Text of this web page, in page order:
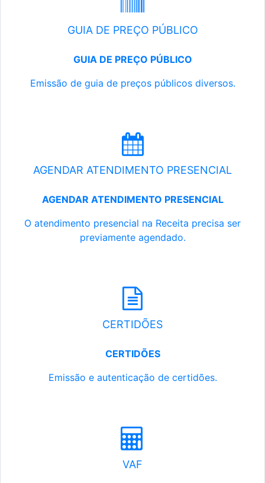
GUIA DE PREÇO PÚBLICO
GUIA DE PREÇO PÚBLICO
Emissão de guia de preços públicos diversos.
AGENDAR ATENDIMENTO PRESENCIAL
AGENDAR ATENDIMENTO PRESENCIAL
O atendimento presencial na Receita precisa ser
previamente agendado.
CERTIDÕES
CERTIDÕES
Emissão e autenticação de certidões.
VAF